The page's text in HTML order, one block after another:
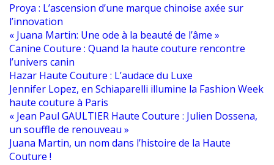
Proya : L’ascension d’une marque chinoise axée sur
l’innovation
« Juana Martin: Une ode à la beauté de l’âme »
Canine Couture : Quand la haute couture rencontre
l’univers canin
Hazar Haute Couture : L’audace du Luxe
Jennifer Lopez, en Schiaparelli illumine la Fashion Week
haute couture à Paris
« Jean Paul GAULTIER Haute Couture : Julien Dossena,
un souffle de renouveau »
Juana Martin, un nom dans l’histoire de la Haute
Couture !